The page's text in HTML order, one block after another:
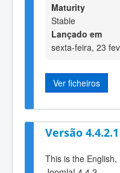
Maturity
Stable
Lançado em
sexta-feira, 23
Ver ficheiros
Versão 4.4.2.1
This is the